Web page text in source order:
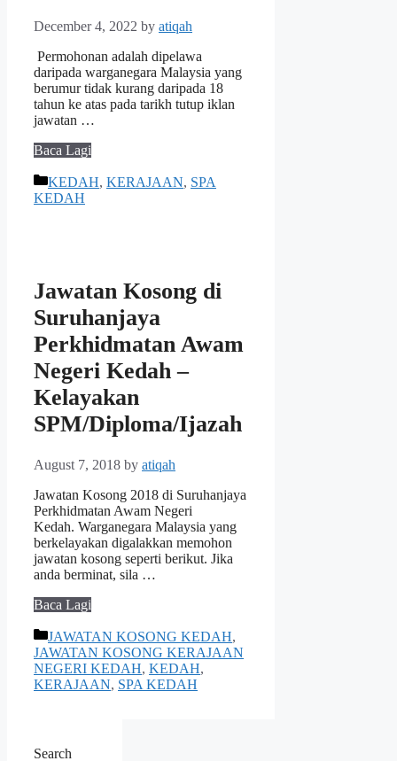
December 4, 2022 by atiqah
Permohonan adalah dipelawa
daripada warganegara Malaysia yang
berumur tidak kurang daripada 18
tahun ke atas pada tarikh tutup iklan
jawatan …
Baca Lagi
Categories
KEDAH, KERAJAAN, SPA
KEDAH
Jawatan Kosong di
Suruhanjaya
Perkhidmatan Awam
Negeri Kedah –
Kelayakan
SPM/Diploma/Ijazah
August 7, 2018 by atiqah
Jawatan Kosong 2018 di Suruhanjaya
Perkhidmatan Awam Negeri
Kedah. Warganegara Malaysia yang
berkelayakan digalakkan memohon
jawatan kosong seperti berikut. Jika
anda berminat, sila …
Baca Lagi
Categories
JAWATAN KOSONG KEDAH,
JAWATAN KOSONG KERAJAAN
NEGERI KEDAH, KEDAH,
KERAJAAN, SPA KEDAH
Search